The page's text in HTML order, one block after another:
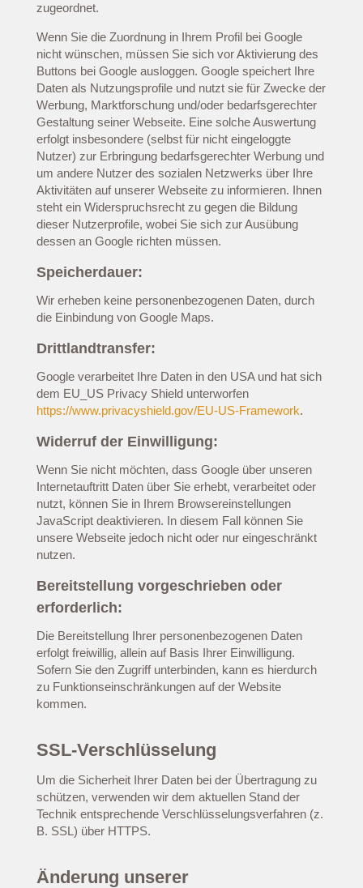
zugeordnet.
Wenn Sie die Zuordnung in Ihrem Profil bei Google
nicht wünschen, müssen Sie sich vor Aktivierung des
Buttons bei Google ausloggen. Google speichert Ihre
Daten als Nutzungsprofile und nutzt sie für Zwecke der
Werbung, Marktforschung und/oder bedarfsgerechter
Gestaltung seiner Webseite. Eine solche Auswertung
erfolgt insbesondere (selbst für nicht eingeloggte
Nutzer) zur Erbringung bedarfsgerechter Werbung und
um andere Nutzer des sozialen Netzwerks über Ihre
Aktivitäten auf unserer Webseite zu informieren. Ihnen
steht ein Widerspruchsrecht zu gegen die Bildung
dieser Nutzerprofile, wobei Sie sich zur Ausübung
dessen an Google richten müssen.
Speicherdauer:
Wir erheben keine personenbezogenen Daten, durch
die Einbindung von Google Maps.
Drittlandtransfer:
Google verarbeitet Ihre Daten in den USA und hat sich
dem EU_US Privacy Shield unterworfen
https://www.privacyshield.gov/EU-US-Framework.
Widerruf der Einwilligung:
Wenn Sie nicht möchten, dass Google über unseren
Internetauftritt Daten über Sie erhebt, verarbeitet oder
nutzt, können Sie in Ihrem Browsereinstellungen
JavaScript deaktivieren. In diesem Fall können Sie
unsere Webseite jedoch nicht oder nur eingeschränkt
nutzen.
Bereitstellung vorgeschrieben oder
erforderlich:
Die Bereitstellung Ihrer personenbezogenen Daten
erfolgt freiwillig, allein auf Basis Ihrer Einwilligung.
Sofern Sie den Zugriff unterbinden, kann es hierdurch
zu Funktionseinschränkungen auf der Website
kommen.
SSL-Verschlüsselung
Um die Sicherheit Ihrer Daten bei der Übertragung zu
schützen, verwenden wir dem aktuellen Stand der
Technik entsprechende Verschlüsselungsverfahren (z.
B. SSL) über HTTPS.
Änderung unserer